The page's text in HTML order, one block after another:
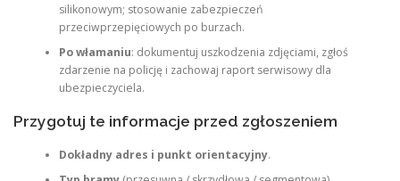
silikonowym; stosowanie zabezpieczeń
przeciwprzepięciowych po burzach.
Po włamaniu: dokumentuj uszkodzenia zdjęciami, zgłoś
zdarzenie na policję i zachowaj raport serwisowy dla
ubezpieczyciela.
Przygotuj te informacje przed zgłoszeniem
Dokładny adres i punkt orientacyjny.